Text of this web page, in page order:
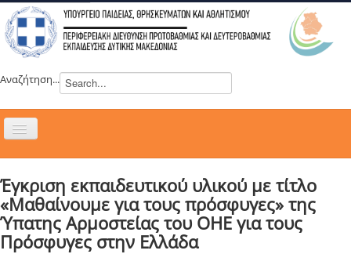
Αναζήτηση...
Εναλλαγή
ΝΕΑ
ΣΥΜΒΟΥΛΙΑ
ΕΥΡΩΠΑΪΚΑ ΠΡΟΓΡΑΜΜΑΤΑ
Έγκριση εκπαιδευτικού υλικού με τίτλο
«Μαθαίνουμε για τους πρόσφυγες» της
Ύπατης Αρμοστείας του ΟΗΕ για τους
Πρόσφυγες στην Ελλάδα